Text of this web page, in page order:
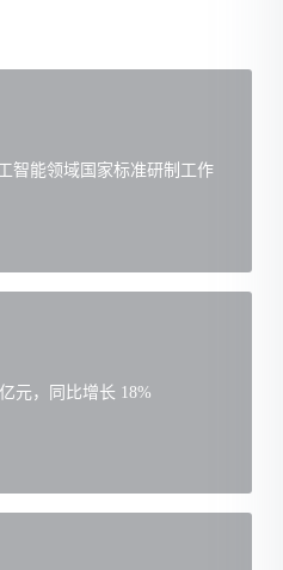
智能领域国家标准研制工作
元，同比增长 18%